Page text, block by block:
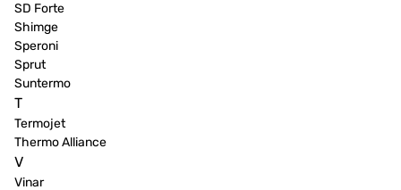
SD Forte
Shimge
Speroni
Sprut
Suntermo
T
Termojet
Thermo Alliance
V
Vinar